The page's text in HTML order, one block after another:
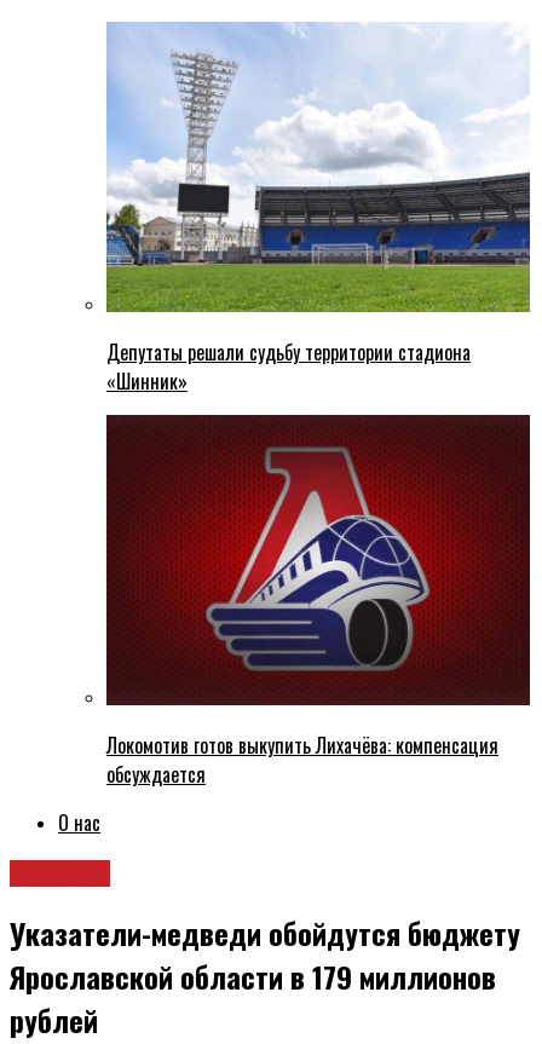
Депутаты решали судьбу территории стадиона
«Шинник»
Локомотив готов выкупить Лихачёва: компенсация
обсуждается
О нас
Указатели-медведи обойдутся бюджету
Ярославской области в 179 миллионов
рублей